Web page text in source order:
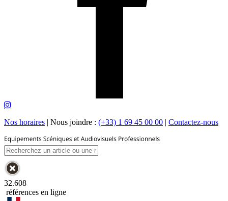
Nos horaires | Nous joindre : (+33) 1 69 45 00 00 | Contactez-nous
32.608
références en ligne